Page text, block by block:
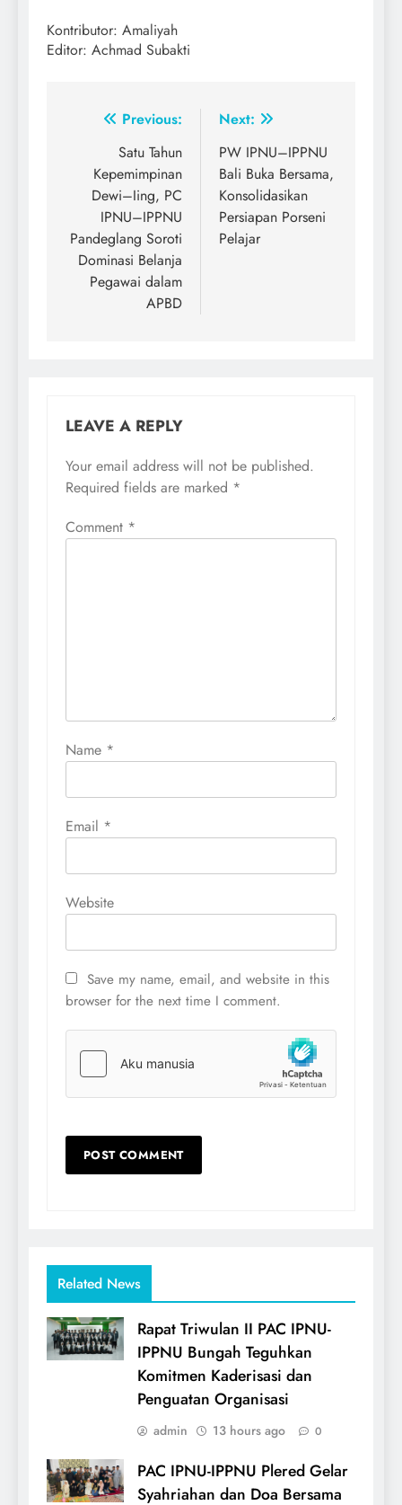
Kontributor: Amaliyah
Editor: Achmad Subakti
Post
navigation
Previous:
Satu Tahun
Kepemimpinan
Dewi–Iing, PC
IPNU–IPPNU
Pandeglang Soroti
Dominasi Belanja
Pegawai dalam
APBD
Next:
PW IPNU–IPPNU
Bali Buka Bersama,
Konsolidasikan
Persiapan Porseni
Pelajar
LEAVE A REPLY
Your email address will not be published.
Required fields are marked *
Comment *
Name *
Email *
Website
Save my name, email, and website in this
browser for the next time I comment.
Related News
Rapat Triwulan II PAC IPNU-
IPPNU Bungah Teguhkan
Komitmen Kaderisasi dan
Penguatan Organisasi
admin 13 hours ago 0
PAC IPNU-IPPNU Plered Gelar
Syahriahan dan Doa Bersama